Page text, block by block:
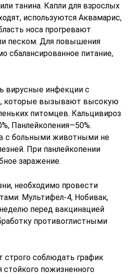
танина. Капли для взрослых
используются Аквамарис,
носа прогревают
песком. Для повышения
сбалансированное питание,
вирусные инфекции с
которые вызывают высокую
питомцев. Кальцивироз
Панлейкопения—50%.
с больными животными не
При панлейкопении
заражение.
необходимо провести
Мультифел-4, Нобивак,
перед вакцинацией
противоглистными
строго соблюдать график
стойкого пожизненного